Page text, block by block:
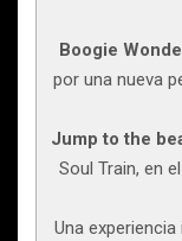
Boogie
por una nueva
Jump to the
Soul Train, en
Una